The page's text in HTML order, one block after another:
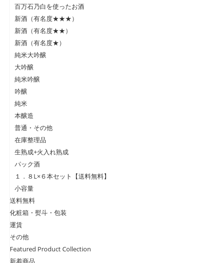
百万石乃白を使ったお酒
新酒（有名度★★★）
新酒（有名度★★）
新酒（有名度★）
純米大吟醸
大吟醸
純米吟醸
吟醸
純米
本醸造
普通・その他
在庫整理品
生熟成+火入れ熟成
パック酒
１．８L×６本セット【送料無料】
小容量
送料無料
化粧箱・熨斗・包装
運賃
その他
Featured Product Collection
新着商品